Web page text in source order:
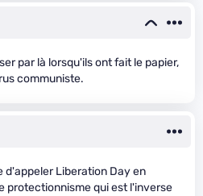
par là lorsqu'ils ont fait le papier,
communiste.
d'appeler Liberation Day en
protectionnisme qui est l'inverse